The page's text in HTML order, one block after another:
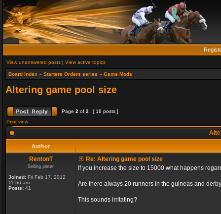
View unanswered posts | View active topics
Board index » Starters Orders series » Game Mods
Altering game pool size
Page 2 of 2
[ 18 posts ]
Print view
Author
RentonT
Selling plater
Joined: Fri Feb 17, 2012
11:56 am
Posts: 41
Re: Altering game pool size
If you increase the size to 15000 what happens
Are there always 20 runners in the guineas and
This sounds irritating?